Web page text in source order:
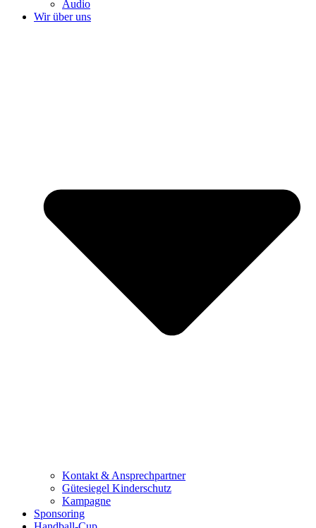
Audio
Wir über uns
Kontakt & Ansprechpartner
Gütesiegel Kinderschutz
Kampagne
Sponsoring